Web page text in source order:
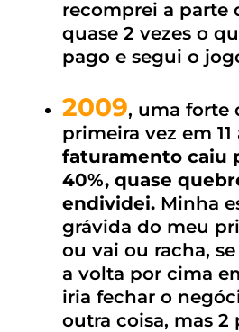
recomprei a parte
quase 2 vezes o
pago e segui o
2009, uma forte
primeira vez em 11
faturamento caiu
40%, quase
endividei.Minha
grávida do meu
ou vai ou racha,
a volta por cima
iria fechar o
outra coisa, mas 2